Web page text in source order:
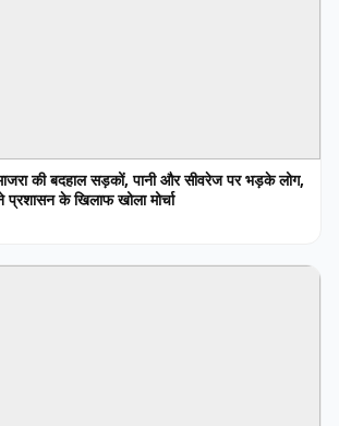
की बदहाल सड़कों, पानी और सीवरेज पर भड़के लोग,
के खिलाफ खोला मोर्चा